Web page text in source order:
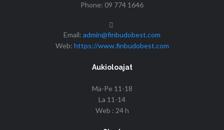
Phone: 09 774 1646
Email: admin@finbudobest.com
Web: https://www.finbudobest.com
Aukioloajat
Ma-Pe 11-18
La 11-14
Web : 24 h